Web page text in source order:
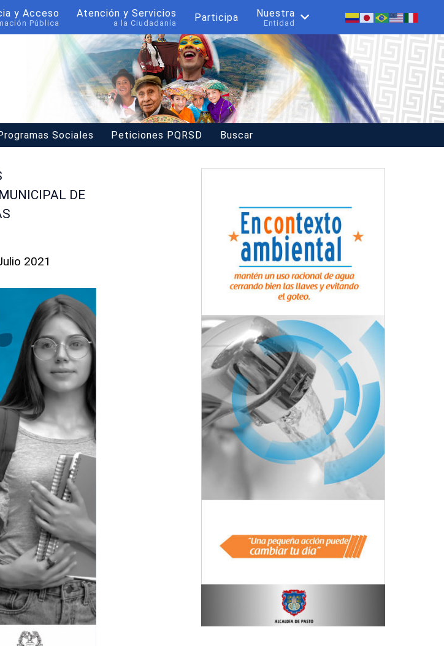
y Acceso
Pública
Atención y Servicios
a la Ciudadanía Participa Nuestra
Entidad
Sociales Peticiones PQRSD Buscar
DE
2021